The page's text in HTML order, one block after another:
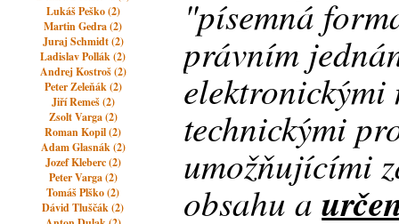
Lukáš Peško (2)
Martin Gedra (2)
Juraj Schmidt (2)
Ladislav Pollák (2)
Andrej Kostroš (2)
Peter Zeleňák (2)
Jiří Remeš (2)
Zsolt Varga (2)
Roman Kopil (2)
Adam Glasnák (2)
Jozef Kleberc (2)
Peter Varga (2)
Tomáš Plško (2)
Dávid Tluščák (2)
"písemná
právním
technickými
umožňujícími
obsahu a